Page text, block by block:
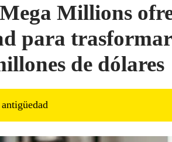
Millions
para trasformar
de dólares